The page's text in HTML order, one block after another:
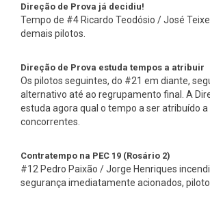
Direção de Prova já decidiu!
Tempo de #4 Ricardo Teodósio / José
demais pilotos.
Direção de Prova estuda tempos a atribuir
Os pilotos seguintes, do #21 em diante,
alternativo até ao regrupamento final. A
estuda agora qual o tempo a ser atribuído a
concorrentes.
Contratempo na PEC 19 (Rosário 2)
#12 Pedro Paixão / Jorge Henriques
segurança imediatamente acionados,